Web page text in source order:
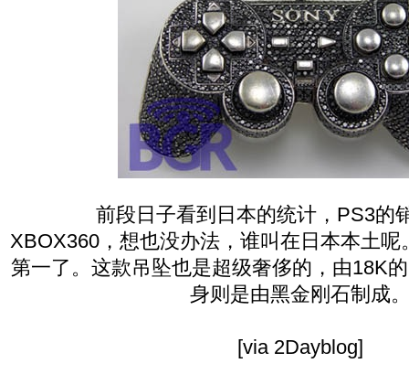
前段日子看到日本的统计，PS3的
XBOX360，想也没办法，谁叫在日本本土
第一了。这款吊坠也是超级奢侈的，由18K
身则是由黑金刚石制成
[via 2Dayblog]